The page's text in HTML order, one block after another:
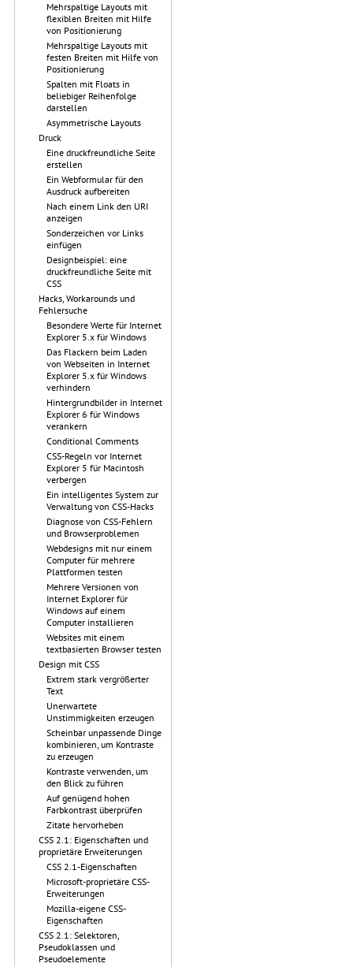
Mehrspaltige Layouts mit
flexiblen Breiten mit Hilfe
von Positionierung
Mehrspaltige Layouts mit
festen Breiten mit Hilfe von
Positionierung
Spalten mit Floats in
beliebiger Reihenfolge
darstellen
Asymmetrische Layouts
Druck
Eine druckfreundliche Seite
erstellen
Ein Webformular für den
Ausdruck aufbereiten
Nach einem Link den URI
anzeigen
Sonderzeichen vor Links
einfügen
Designbeispiel: eine
druckfreundliche Seite mit
CSS
Hacks, Workarounds und
Fehlersuche
Besondere Werte für Internet
Explorer 5.x für Windows
Das Flackern beim Laden
von Webseiten in Internet
Explorer 5.x für Windows
verhindern
Hintergrundbilder in Internet
Explorer 6 für Windows
verankern
Conditional Comments
CSS-Regeln vor Internet
Explorer 5 für Macintosh
verbergen
Ein intelligentes System zur
Verwaltung von CSS-Hacks
Diagnose von CSS-Fehlern
und Browserproblemen
Webdesigns mit nur einem
Computer für mehrere
Plattformen testen
Mehrere Versionen von
Internet Explorer für
Windows auf einem
Computer installieren
Websites mit einem
textbasierten Browser testen
Design mit CSS
Extrem stark vergrößerter
Text
Unerwartete
Unstimmigkeiten erzeugen
Scheinbar unpassende Dinge
kombinieren, um Kontraste
zu erzeugen
Kontraste verwenden, um
den Blick zu führen
Auf genügend hohen
Farbkontrast überprüfen
Zitate hervorheben
CSS 2.1: Eigenschaften und
proprietäre Erweiterungen
CSS 2.1-Eigenschaften
Microsoft-proprietäre CSS-
Erweiterungen
Mozilla-eigene CSS-
Eigenschaften
CSS 2.1: Selektoren,
Pseudoklassen und
Pseudoelemente